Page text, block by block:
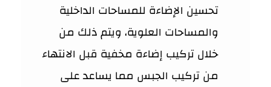
تحسين الإضاءة للمساحات الداخلية
والمساحات العلوية، ويتم ذلك من
خلال تركيب إضاءة مخفية قبل الانتهاء
من تركيب الجبس مما يساعد على